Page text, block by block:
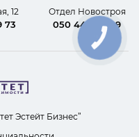
12
73
Отдел Новостроя
050 440 62 09
Эстейт Бизнес”
КНОПКА
СВЯЗИ